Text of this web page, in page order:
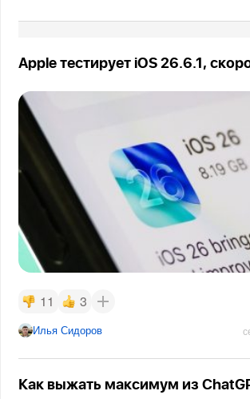
Apple тестирует iOS 26.6.1,
11 3
Илья Сидоров
Как выжать максимум из